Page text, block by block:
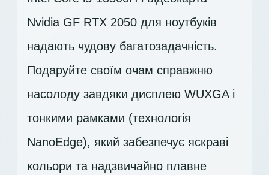
Nvidia GF RTX 2050 для ноутбуків
надають чудову багатозадачність.
Подаруйте своїм очам справжню
насолоду завдяки дисплею WUXGAі
тонкими рамками (технологія
NanoEdge), який забезпечує яскраві
кольори та надзвичайно плавне